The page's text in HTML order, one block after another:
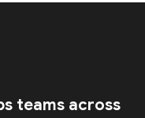
teams across